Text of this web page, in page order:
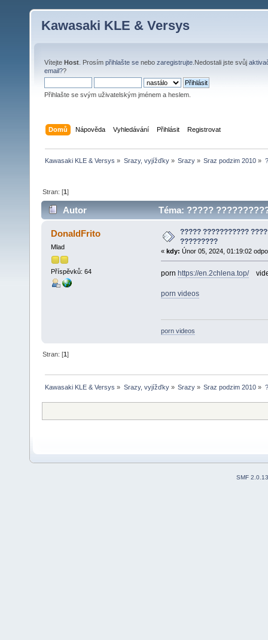
Kawasaki KLE & Versys
Vítejte Host . Prosím přihlašte se nebo zaregistrujte .Nedostali jste svůj
email??
Přihlašte se svým uživatelským jménem a heslem.
Domů Nápověda Vyhledávání Přihlásit Registrovat
Kawasaki KLE & Versys » Srazy, vyjížďky» Srazy» Sraz podzim 2010 »
Stran: [1]
Autor Téma: ?????
DonaldFrito
Mlad
Příspěvků: 64
????? ???????????
?????????
« kdy: Únor 05, 2024, 01:19:02
porn https://en.2chlena.top/
porn videos
porn videos
Stran: [1]
Kawasaki KLE & Versys » Srazy, vyjížďky» Srazy» Sraz podzim 2010 »
SMF 2.0.13